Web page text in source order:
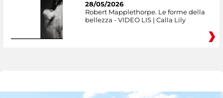
28/05/2026
Robert Mapplethorpe. Le forme della
bellezza - VIDEO LIS | Calla Lily